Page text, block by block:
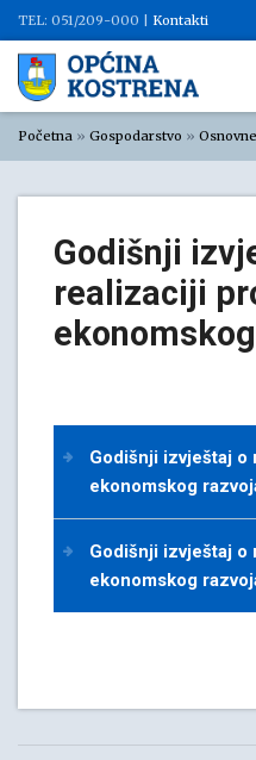
TEL: 051/209-000 | Kontakti
Početna » Gospodarstvo »
Godišnji
realizaciji
Godišnji izvještaj
ekonomskog
Godišnji izvještaj
ekonomskog